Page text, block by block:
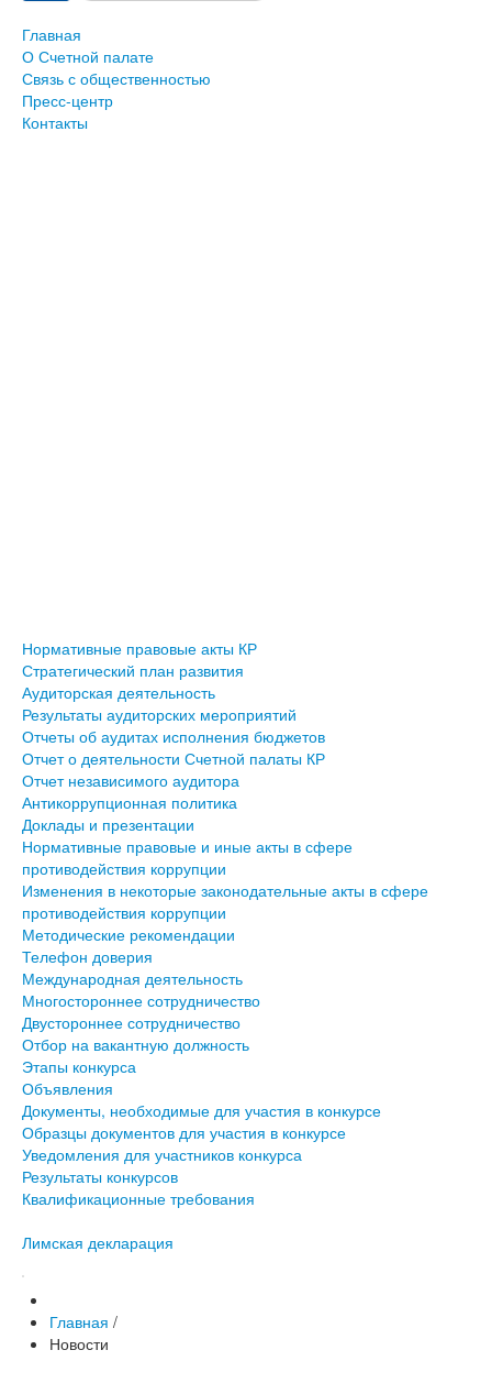
Главная
О Счетной палате
Связь с общественностью
Пресс-центр
Контакты
Нормативные правовые акты КР
Стратегический план развития
Аудиторская деятельность
Результаты аудиторских мероприятий
Отчеты об аудитах исполнения бюджетов
Отчет о деятельности Счетной палаты КР
Отчет независимого аудитора
Антикоррупционная политика
Доклады и презентации
Нормативные правовые и иные акты в сфере
противодействия коррупции
Изменения в некоторые законодательные акты в сфере
противодействия коррупции
Методические рекомендации
Телефон доверия
Международная деятельность
Многостороннее сотрудничество
Двустороннее сотрудничество
Отбор на вакантную должность
Этапы конкурса
Объявления
Документы, необходимые для участия в конкурсе
Образцы документов для участия в конкурсе
Уведомления для участников конкурса
Результаты конкурсов
Квалификационные требования
Лимская декларация
Главная /
Новости